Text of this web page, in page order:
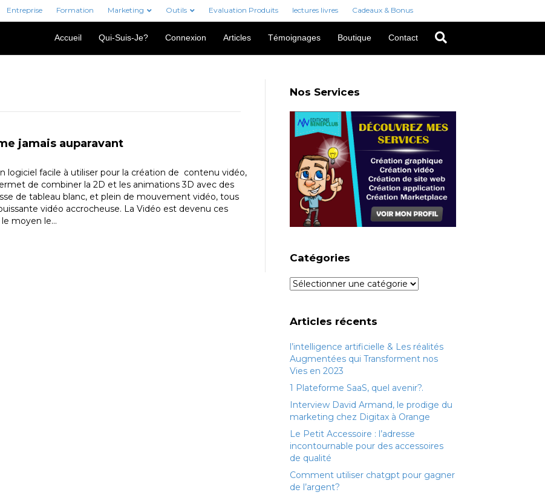
Entreprise Formation Marketing Outils Evaluation Produits lectures livres Cadeaux & Bonus
Accueil Qui-Suis-Je? Connexion Articles Témoignages Boutique Contact
jamais auparavant
logiciel facile à utiliser pour la création de contenu vidéo,
de combiner la 2D et les animations 3D avec des
de tableau blanc, et plein de mouvement vidéo, tous
vidéo accrocheuse. La Vidéo est devenu ces
moyen le…
Nos Services
Catégories
Catégories
Articles récents
l’intelligence artificielle & Les réalités
Augmentées qui Transforment nos
Vies en 2023
1 Plateforme SaaS, quel avenir?.
Interview David Armand, le prodige du
marketing chez Digitax à Orange
Le Petit Accessoire : l’adresse
incontournable pour des accessoires
de qualité
Comment utiliser chatgpt pour gagner
de l’argent?